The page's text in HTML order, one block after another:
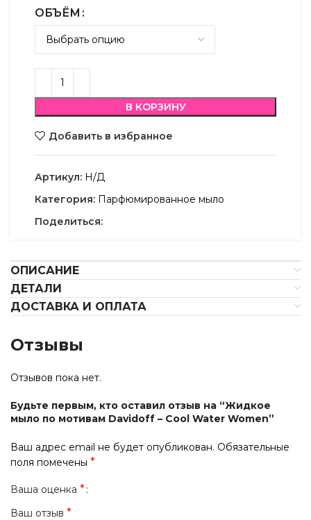
ОБЪЁМ
В КОРЗИНУ
Добавить в избранное
Артикул: Н/Д
Категория: Парфюмированное мыло
Поделиться:
ОПИСАНИЕ
ДЕТАЛИ
ДОСТАВКА И ОПЛАТА
Отзывы
Отзывов пока нет.
Будьте первым, кто оставил отзыв на “Жидкое
мыло по мотивам Davidoff – Cool Water Women”
Ваш адрес email не будет опубликован. Обязательные
поля помечены *
Ваша оценка *
Ваш отзыв *